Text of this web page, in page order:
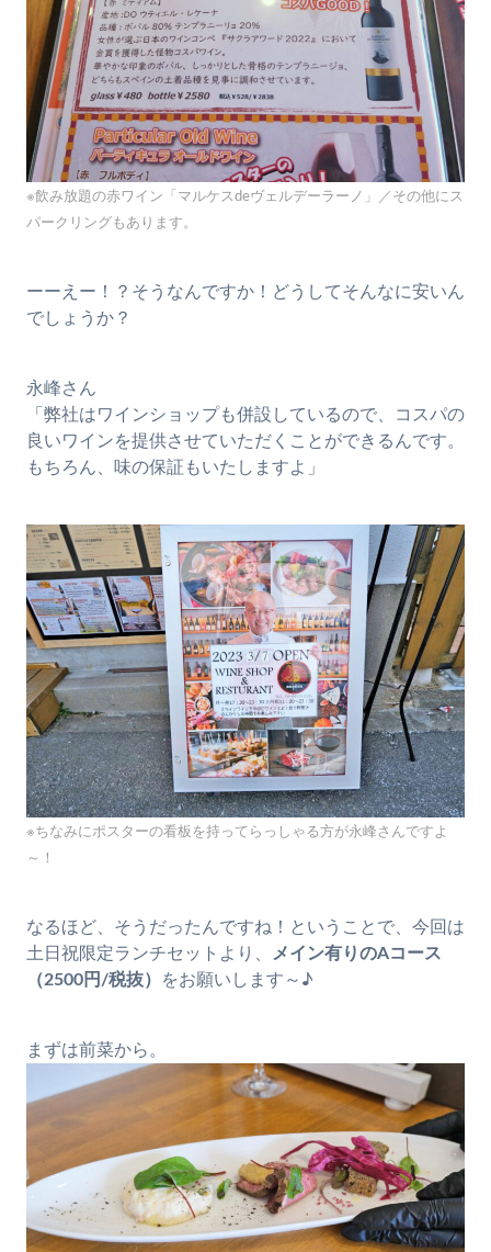
※飲み放題の赤ワイン「マルケスdeヴェルデーラーノ」／その他にス
パークリングもあります。
ーーえー！？そうなんですか！どうしてそんなに安いん
でしょうか？
永峰さん
「弊社はワインショップも併設しているので、コスパの
良いワインを提供させていただくことができるんです。
もちろん、味の保証もいたしますよ」
※ちなみにポスターの看板を持ってらっしゃる方が永峰さんですよ
～！
なるほど、そうだったんですね！ということで、今回は
土日祝限定ランチセットより、
メイン有りのAコース
（2500円/税抜）
をお願いします～♪
まずは前菜から。